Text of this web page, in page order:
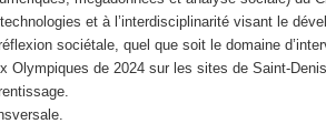
et à l’interdisciplinarité visant le
sociétale, quel que soit le domaine
Olympiques de 2024 sur les sites de Saint-